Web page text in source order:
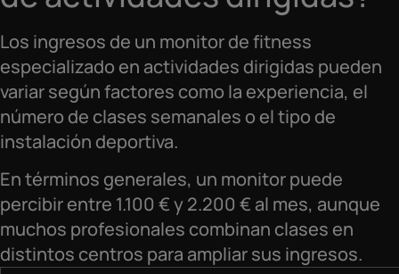
Los ingresos de un monitor de fitness
especializado en actividades dirigidas pueden
variar según factores como la experiencia, el
número de clases semanales o el tipo de
instalación deportiva.
En términos generales, un monitor puede
percibir entre 1.100 € y 2.200 € al mes, aunque
muchos profesionales combinan clases en
distintos centros para ampliar sus ingresos.